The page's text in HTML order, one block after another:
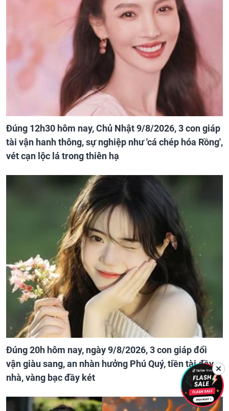
Đúng 12h30 hôm nay, Chủ Nhật 9/8/2026, 3 con giáp
tài vận hanh thông, sự nghiệp như 'cá chép hóa Rồng',
vét cạn lộc lá trong thiên hạ
Đúng 20h hôm nay, ngày 9/8/2026, 3 con giáp đổi
vận giàu sang, an nhàn hưởng Phú Quý, tiền tài đầy
nhà, vàng bạc đầy két
✕